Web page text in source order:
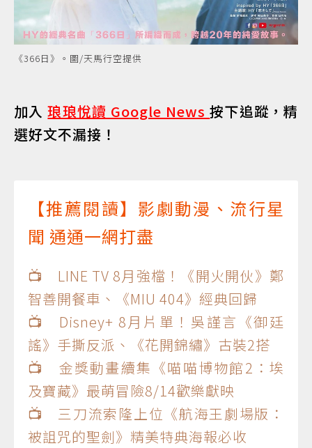
《366日》。圖/天馬行空提供
加入琅琅悅讀 Google News按下追蹤，精
選好文不漏接！
【推薦閱讀】影劇動漫、流行星
聞 通通一網打盡
📺 LINE TV 8月強檔！《開火開伙》鄭
智善開餐車、《MIU 404》經典回歸
📺 Disney+ 8月片單！吳謹言《御廷
謠》手撕反派、《花開錦繡》古裝2搭
📺 金獎動畫續集《喵喵博物館2：埃
及寶藏》最萌冒險8/14歡樂獻映
📺 三刀流索隆上位《航海王劇場版：
被詛咒的聖劍》精美特典海報必收